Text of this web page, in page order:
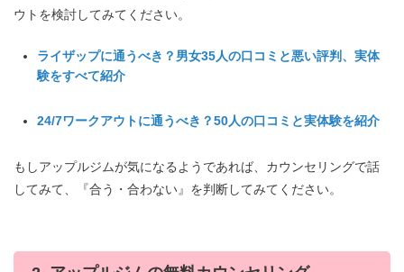
ウトを検討してみてください。
ライザップに通うべき？男女35人の口コミと悪い評判、実体
験をすべて紹介
24/7ワークアウトに通うべき？50人の口コミと実体験を紹介
もしアップルジムが気になるようであれば、カウンセリングで話
してみて、『合う・合わない』を判断してみてください。